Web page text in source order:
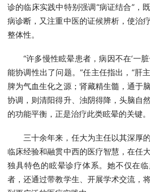
诊的临床实践中特别强调“病证结合”，
病诊断，又注重中医的证候辨析，使治
整体性。
“许多慢性眩晕患者，病因不在‘一
能协调性出了问题。”任主任指出，“肝
脾为气血生化之源；肾藏精生髓，通于
协调，则清阳得升、浊阴得降，头脑自
的功能平衡，正是治疗此类眩晕的关键
三十余年来，任大为主任以其深厚
临床经验和融贯中西的医疗智慧，在任
独具特色的眩晕诊疗体系。她不仅在
者，还通过带教学生、开展学术交流，